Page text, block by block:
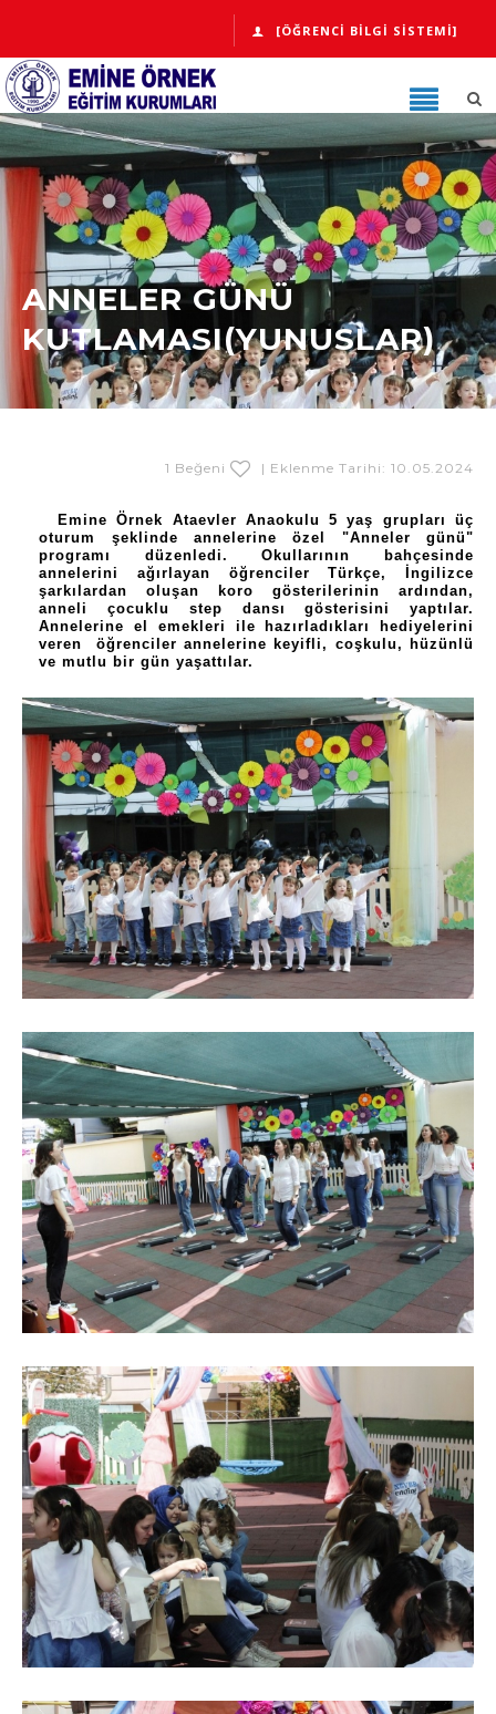
[ÖĞRENCI BILGI SISTEMI]
ANNELER GÜNÜ
KUTLAMASI(YUNUSLAR)
1 Beğeni | Eklenme Tarihi: 10.05.2024
Emine Örnek Ataevler Anaokulu 5 yaş grupları üç
oturum şeklinde annelerine özel "Anneler günü"
programı düzenledi. Okullarının bahçesinde
annelerini ağırlayan öğrenciler Türkçe, İngilizce
şarkılardan oluşan koro gösterilerinin ardından,
anneli çocuklu step dansı gösterisini yaptılar.
Annelerine el emekleri ile hazırladıkları hediyelerini
veren öğrenciler annelerine keyifli, coşkulu, hüzünlü
ve mutlu bir gün yaşattılar.